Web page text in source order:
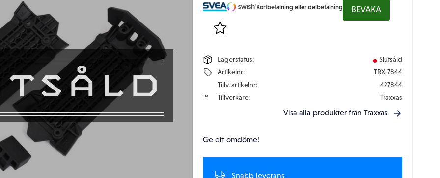
Lägg till i favoriter
Kortbetalning eller delbetalning BEVAKA
Lagerstatus
Slutsåld
Artikelnr
TRX-7844
Tillv. artikelnr
427844
Tillverkare
Traxxas
Visa alla produkter från Traxxas
Ge ett omdöme!
Snabb leverans